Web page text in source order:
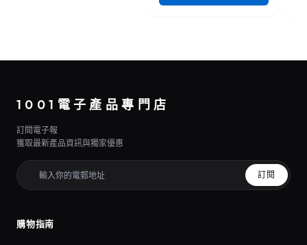
1001電子產品專門店
訂閱電子報
獲取最新產品資訊與獨家優惠
訂閱
購物指南